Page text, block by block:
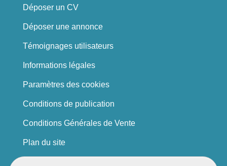
Déposer un CV
Déposer une annonce
Témoignages utilisateurs
Informations légales
Paramètres des cookies
Conditions de publication
Conditions Générales de Vente
Plan du site